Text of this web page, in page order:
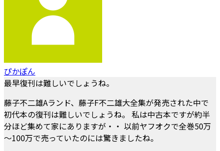
ぴかぽん
最早復刊は難しいでしょうね。
藤子不二雄Aランド、藤子F不二雄大全集が発売された中で
初代本の復刊は難しいでしょうね。 私は中古本ですが約半
分ほど集めて家にありますが・・ 以前ヤフオクで全巻50万
～100万で売っていたのには驚きましたね。